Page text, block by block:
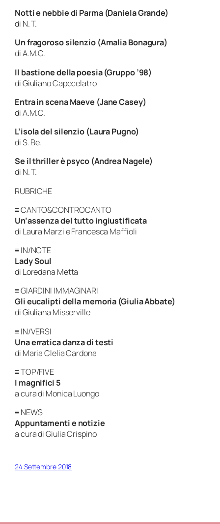
Notti e nebbie di Parma (Daniela Grande)
di N. T.
Un fragoroso silenzio (Amalia Bonagura)
di A.M.C.
Il bastione della poesia (Gruppo ’98)
di Giuliano Capecelatro
Entra in scena Maeve (Jane Casey)
di A.M.C.
L’isola del silenzio (Laura Pugno)
di S. Be.
Se il thriller è psyco (Andrea Nagele)
di N. T.
RUBRICHE
≡ CANTO&CONTROCANTO
Un’assenza del tutto ingiustificata
di Laura Marzi e Francesca Maffioli
≡ IN/NOTE
Lady Soul
di Loredana Metta
≡ GIARDINI IMMAGINARI
Gli eucalipti della memoria (Giulia Abbate)
di Giuliana Misserville
≡ IN/VERSI
Una erratica danza di testi
di Maria Clelia Cardona
≡ TOP/FIVE
I magnifici 5
a cura di Monica Luongo
≡ NEWS
Appuntamenti e notizie
a cura di Giulia Crispino
24 Settembre 2018